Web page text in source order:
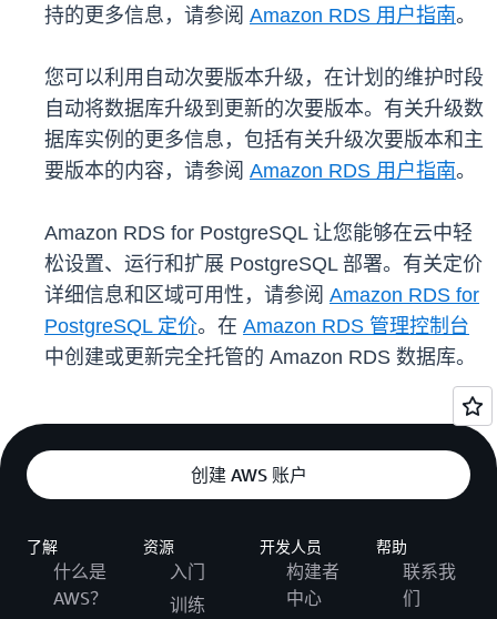
持的更多信息，请参阅 Amazon RDS 用户指南。
您可以利用自动次要版本升级，在计划的维护时段
自动将数据库升级到更新的次要版本。有关升级数
据库实例的更多信息，包括有关升级次要版本和主
要版本的内容，请参阅 Amazon RDS 用户指南。
Amazon RDS for PostgreSQL 让您能够在云中轻
松设置、运行和扩展 PostgreSQL 部署。有关定价
详细信息和区域可用性，请参阅 Amazon RDS for
PostgreSQL 定价。在 Amazon RDS 管理控制台
中创建或更新完全托管的 Amazon RDS 数据库。
创建 AWS 账户
了解
什么是
AWS？
资源
入门
训练
开发人员
构建者
中心
帮助
联系我
们